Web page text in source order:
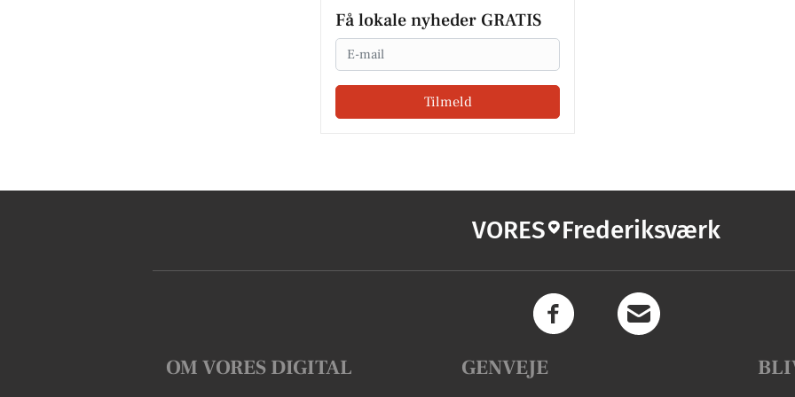
Få lokale nyheder GRATIS
Email
Tilmeld
VORES Frederiksværk
OM VORES DIGITAL GENVEJE